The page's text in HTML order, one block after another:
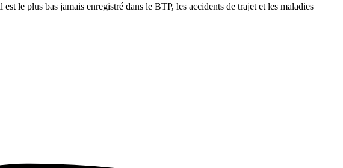
le plus bas jamais enregistré dans le BTP, les accidents de trajet et les maladies